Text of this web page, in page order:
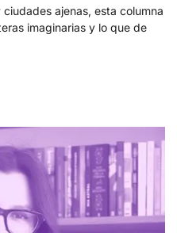
ajenas, esta columna
imaginarias y lo que de